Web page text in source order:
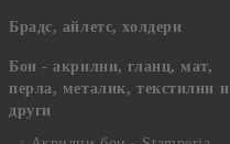
Брадс, айлетс, холдери
Бои - акрилни, гланц, мат,
перла, металик, текстилни и
други